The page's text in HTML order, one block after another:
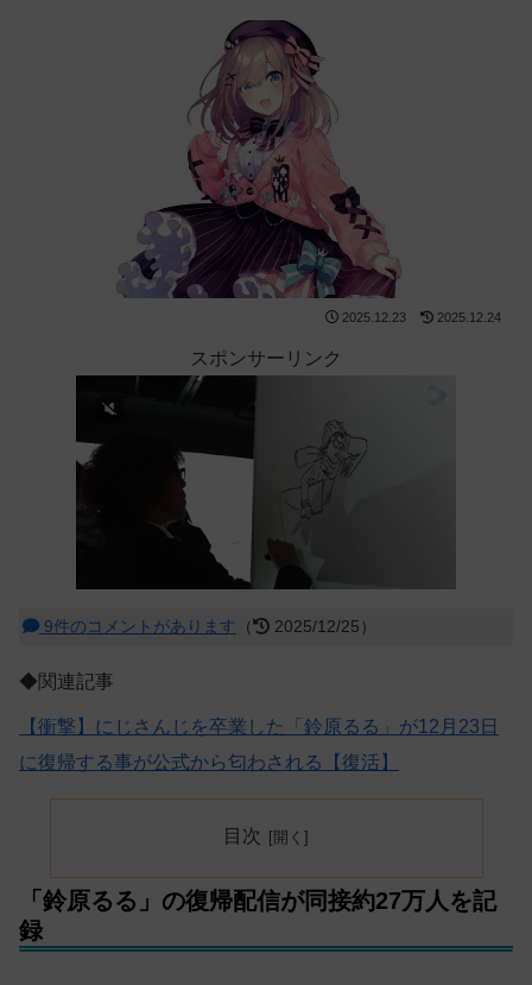
2025.12.23 2025.12.24
スポンサーリンク
9件のコメントがあります （ 2025/12/25）
◆関連記事
【衝撃】にじさんじを卒業した「鈴原るる」が12月23日
に復帰する事が公式から匂わされる【復活】
目次
「鈴原るる」の復帰配信が同接約27万人を記
録